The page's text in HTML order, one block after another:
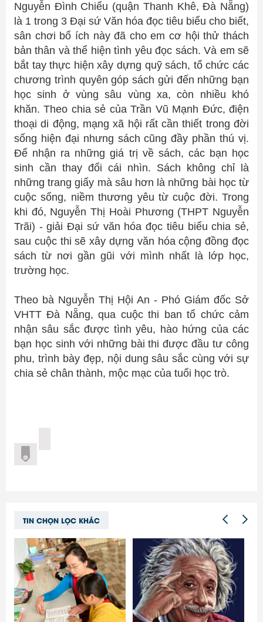
Nguyễn Đình Chiểu (quận Thanh Khê, Đà Nẵng)
là 1 trong 3 Đại sứ Văn hóa đọc tiêu biểu cho biết,
sân chơi bổ ích này đã cho em cơ hội thử thách
bản thân và thể hiện tình yêu đọc sách. Và em sẽ
bắt tay thực hiện xây dựng quỹ sách, tổ chức các
chương trình quyên góp sách gửi đến những bạn
học sinh ở vùng sâu vùng xa, còn nhiều khó
khăn. Theo chia sẻ của Trần Vũ Mạnh Đức, điện
thoại di động, mạng xã hội rất cần thiết trong đời
sống hiện đại nhưng sách cũng đầy phần thú vị.
Để nhận ra những giá trị về sách, các bạn học
sinh cần thay đổi cái nhìn. Sách không chỉ là
những trang giấy mà sâu hơn là những bài học từ
cuộc sống, niềm thương yêu từ cuộc đời. Trong
khi đó, Nguyễn Thị Hoài Phương (THPT Nguyễn
Trãi) - giải Đại sứ văn hóa đọc tiêu biểu chia sẻ,
sau cuộc thi sẽ xây dựng văn hóa cộng đồng đọc
sách từ nơi gần gũi với mình nhất là lớp học,
trường học.
Theo bà Nguyễn Thị Hội An - Phó Giám đốc Sở
VHTT Đà Nẵng, qua cuộc thi ban tổ chức cảm
nhận sâu sắc được tình yêu, hào hứng của các
bạn học sinh với những bài thi được đầu tư công
phu, trình bày đẹp, nội dung sâu sắc cùng với sự
chia sẻ chân thành, mộc mạc của tuổi học trò.
TIN CHỌN LỌC KHÁC